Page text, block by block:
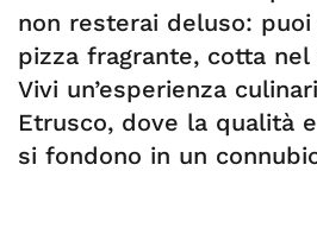
non resterai deluso: puoi
pizza fragrante, cotta nel
Vivi un’esperienza
Etrusco, dove la qualità
si fondono in un